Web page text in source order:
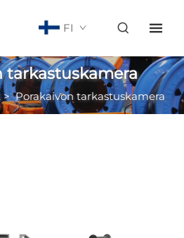
FI
tarkastuskamera
>Porakaivon tarkastuskamera